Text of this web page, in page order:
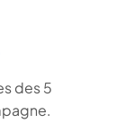
des 5